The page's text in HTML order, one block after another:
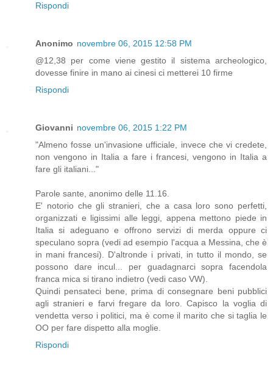
Rispondi
Anonimo novembre 06, 2015 12:58 PM
@12,38 per come viene gestito il sistema archeologico,
dovesse finire in mano ai cinesi ci metterei 10 firme
Rispondi
Giovanni novembre 06, 2015 1:22 PM
"Almeno fosse un'invasione ufficiale, invece che vi credete,
non vengono in Italia a fare i francesi, vengono in Italia a
fare gli italiani..."
Parole sante, anonimo delle 11.16.
E' notorio che gli stranieri, che a casa loro sono perfetti,
organizzati e ligissimi alle leggi, appena mettono piede in
Italia si adeguano e offrono servizi di merda oppure ci
speculano sopra (vedi ad esempio l'acqua a Messina, che è
in mani francesi). D'altronde i privati, in tutto il mondo, se
possono dare incul... per guadagnarci sopra facendola
franca mica si tirano indietro (vedi caso VW).
Quindi pensateci bene, prima di consegnare beni pubblici
agli stranieri e farvi fregare da loro. Capisco la voglia di
vendetta verso i politici, ma è come il marito che si taglia le
OO per fare dispetto alla moglie.
Rispondi